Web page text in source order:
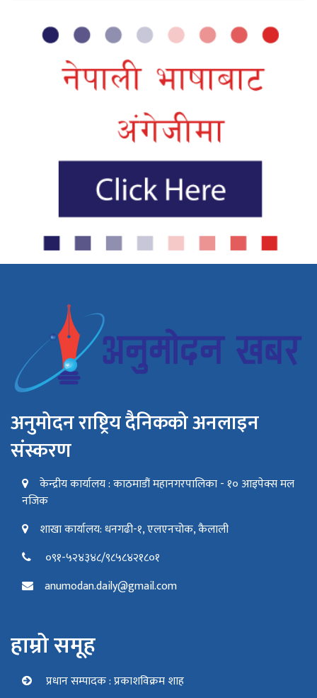
अनुमोदन राष्ट्रिय दैनिकको अनलाइन
संस्करण
केन्द्रीय कार्यालय : काठमाडौं महानगरपालिका - १० आइपेक्स मल
नजिक
शाखा कार्यालय: धनगढी-१, एलएनचोक, कैलाली
०९१-५२४३४८/९८५८४२१८०१
anumodan.daily@gmail.com
हाम्रो समूह
प्रधान सम्पादक : प्रकाशविक्रम शाह